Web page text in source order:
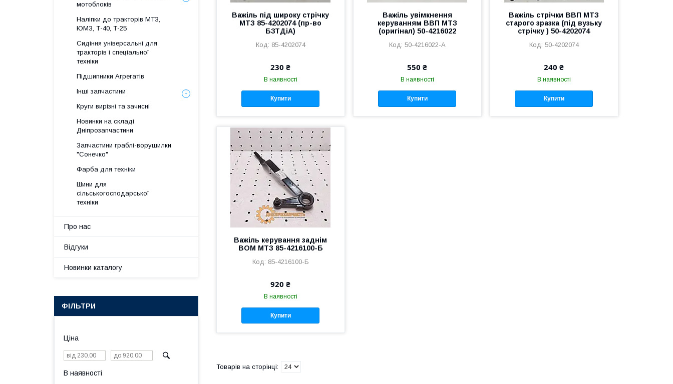
Важіль під широку стрічку
МТЗ 85-4202074 (пр-во
БЗТДіА)
85-4202074
230 ₴
В наявності
Купити
Важіль увімкнення
керуванням ВВП МТЗ
(оригінал) 50-4216022
50-4216022-А
550 ₴
В наявності
Купити
Важіль стрічки ВВП МТЗ
старого зразка (під вузьку
стрічку ) 50-4202074
50-4202074
240 ₴
В наявності
Купити
Важіль керування заднім
ВОМ МТЗ 85-4216100-Б
85-4216100-Б
920 ₴
В наявності
Купити
мотоблоків
Наліпки до тракторів МТЗ,
ЮМЗ, Т-40, Т-25
Сидіння універсальні для
тракторів і спеціальної
техніки
Підшипники Агрегатів
Інші запчастини
Круги вирізні та зачисні
Новинки на складі
Дніпрозапчастини
Запчастини граблі-ворушилки
"Сонечко"
Фарба для техніки
Шини для
сільськогосподарської
техніки
Про нас
Відгуки
Новинки каталогу
ФІЛЬТРИ
Ціна
В наявності